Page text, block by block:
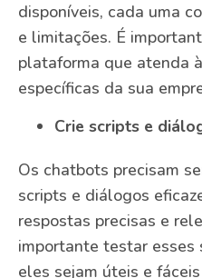
disponíveis, cada uma
e limitações. É
plataforma que atenda
específicas da sua
Crie scripts e
Os chatbots precisam
scripts e diálogos
respostas precisas e
importante testar esses
eles sejam úteis e